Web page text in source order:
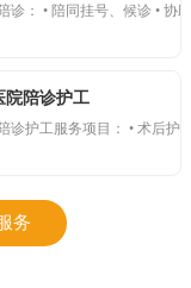
诊： • 陪同挂号、候诊 • 协助
院陪诊护工
诊护工服务项目： • 术后护
务